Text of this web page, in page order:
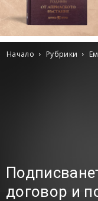
Начало Рубрики
договор и